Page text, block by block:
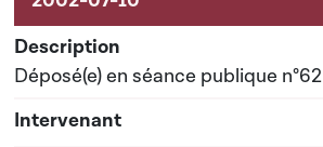
Déposé(e) en séance publique n°62